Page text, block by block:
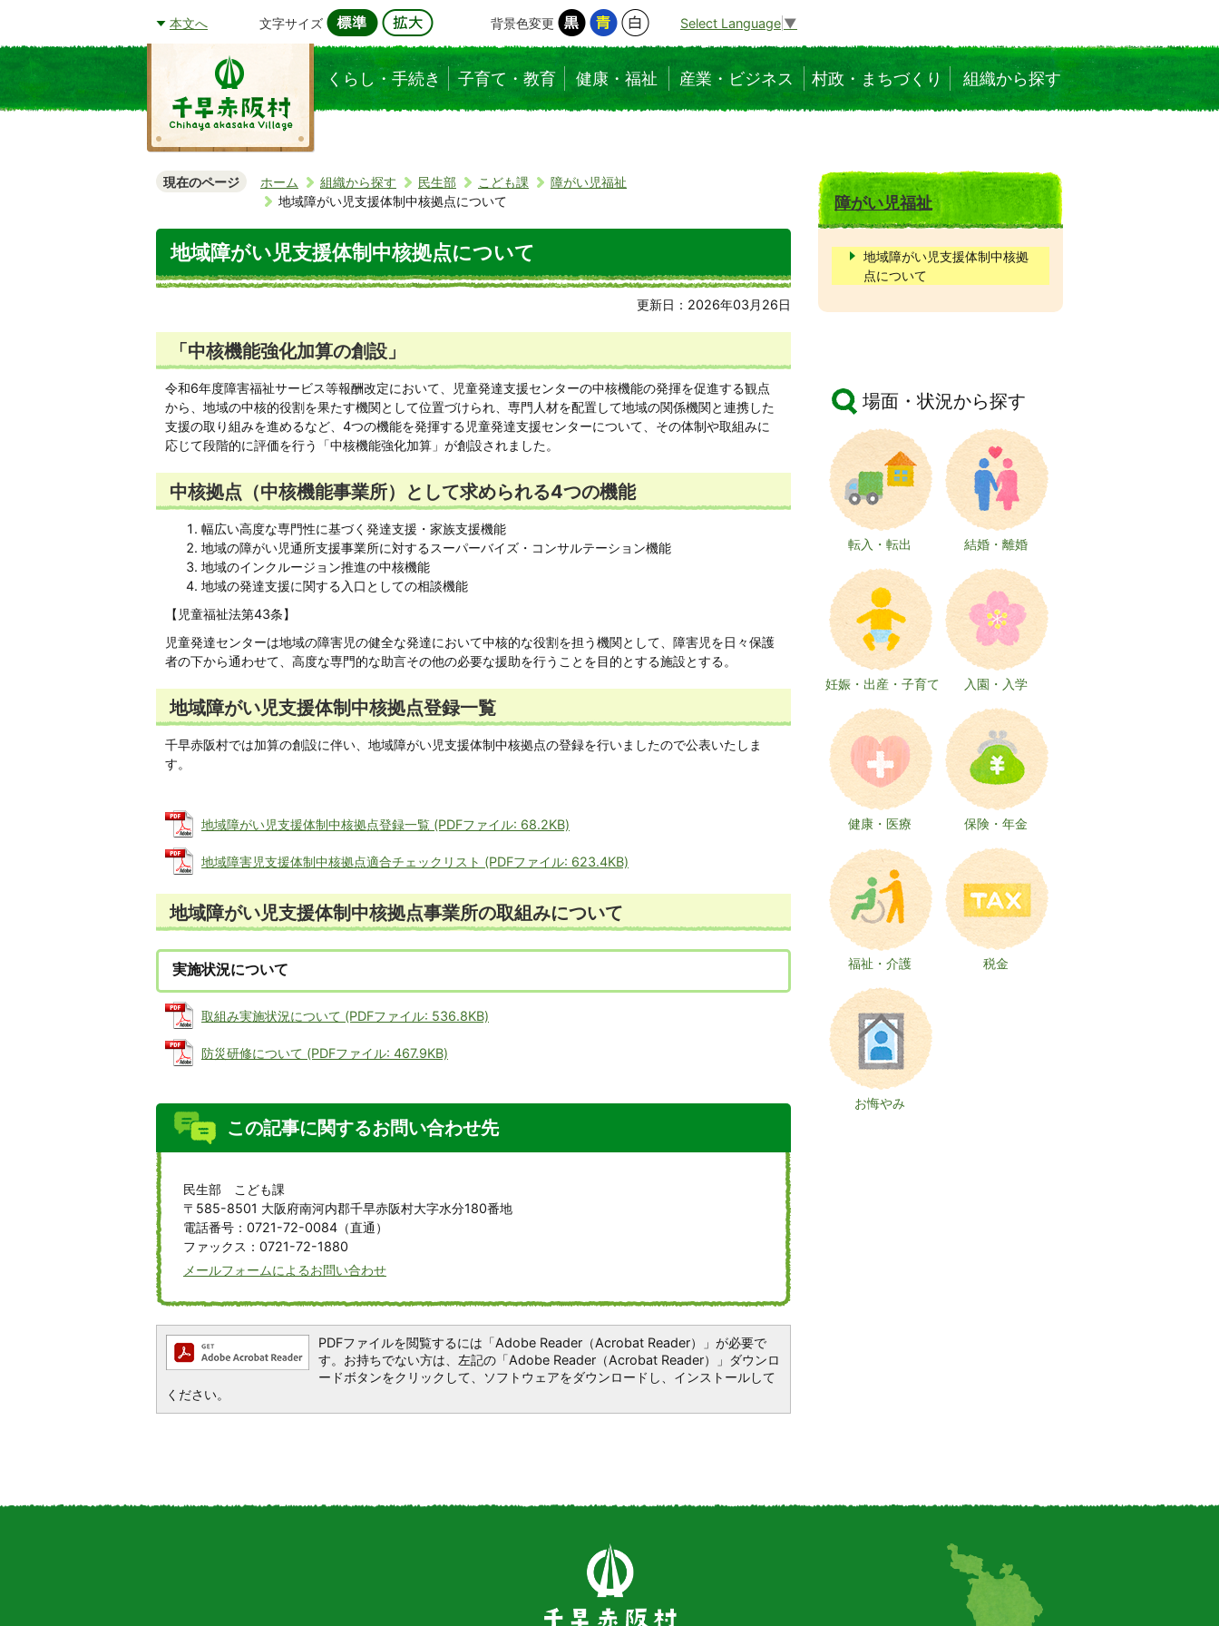
本文へ 文字サイズ 背景色変更 Select Language ▼
くらし・手続き 子育て・教育 健康・福祉 産業・ビジネス 村政・まちづくり 組織から探す
現在のページ ホーム 組織から探す 民生部 こども課
障がい児福祉
地域障がい児支援体制中核拠点について
地域障がい児支援体制中核拠点について
更新日：2026年03月26日
「中核機能強化加算の創設」
令和6年度障害福祉サービス等報酬改定において、児童発達支援センターの中核機能の発揮を促進する観点
から、地域の中核的役割を果たす機関として位置づけられ、専門人材を配置して地域の関係機関と連携した
支援の取り組みを進めるなど、4つの機能を発揮する児童発達支援センターについて、その体制や取組みに
応じて段階的に評価を行う「中核機能強化加算」が創設されました。
中核拠点（中核機能事業所）として求められる4つの機能
幅広い高度な専門性に基づく発達支援・家族支援機能
地域の障がい児通所支援事業所に対するスーパーバイズ・コンサルテーション機能
地域のインクルージョン推進の中核機能
地域の発達支援に関する入口としての相談機能
【児童福祉法第43条】
児童発達センターは地域の障害児の健全な発達において中核的な役割を担う機関として、障害児を日々保護
者の下から通わせて、高度な専門的な助言その他の必要な援助を行うことを目的とする施設とする。
地域障がい児支援体制中核拠点登録一覧
千早赤阪村では加算の創設に伴い、地域障がい児支援体制中核拠点の登録を行いましたので公表いたしま
す。
地域障がい児支援体制中核拠点登録一覧 (PDFファイル: 68.2KB)
地域障害児支援体制中核拠点適合チェックリスト (PDFファイル: 623.4KB)
地域障がい児支援体制中核拠点事業所の取組みについて
実施状況について
取組み実施状況について (PDFファイル: 536.8KB)
防災研修について (PDFファイル: 467.9KB)
この記事に関するお問い合わせ先
民生部 こども課
〒585-8501 大阪府南河内郡千早赤阪村大字水分180番地
電話番号：0721-72-0084（直通）
ファックス：0721-72-1880
メールフォームによるお問い合わせ
PDFファイルを閲覧するには「Adobe Reader（Acrobat Reader）」が必要で
す。お持ちでない方は、左記の「Adobe Reader（Acrobat Reader）」ダウンロ
ードボタンをクリックして、ソフトウェアをダウンロードし、インストールして
ください。
障がい児福祉
地域障がい児支援体制中核拠
点について
場面・状況から探す
転入・転出 結婚・離婚
妊娠・出産・子育て 入園・入学
健康・医療 保険・年金
福祉・介護 税金
お悔やみ